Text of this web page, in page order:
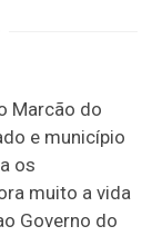
Marcão do
e município
os
muito a vida
Governo do